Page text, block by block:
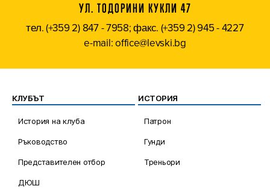
УЛ. ТОДОРИНИ КУКЛИ 47
тел. (+359 2) 847 - 7958; факс. (+359 2) 945 - 4227
e-mail: office@levski.bg
КЛУБЪТ
История на клуба
Ръководство
Представителен отбор
ДЮШ
ИСТОРИЯ
Патрон
Гунди
Треньори